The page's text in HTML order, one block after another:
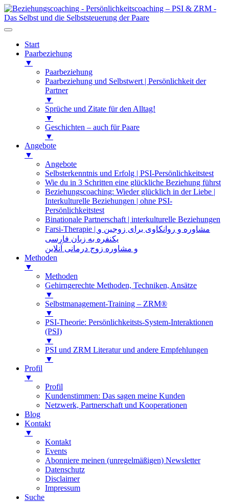
Start
Paarbeziehung
▼
Paarbeziehung
Paarbeziehung und Selbstwert | Persönlichkeit der
Partner
▼
Sprüche und Zitate für den Alltag!
▼
Geschichten – auch für Paare
▼
Angebote
▼
Angebote
Selbsterkenntnis und Erfolg | PSI-Persönlichkeitstest
Wie du in 3 Schritten eine glückliche Beziehung führst
Beziehungscoaching: Wieder glücklich in der Liebe |
Interkulturelle Beziehungen | ohne PSI-
Persönlichkeitstest
Binationale Partnerschaft | interkulturelle Beziehungen
Farsi-Therapie | مشاوره و روانکاوی برای زوجین و
یکنفره به زبان فارسی
و مشاوره زوج درمانی آنلاین
Methoden
▼
Methoden
Gehirngerechte Methoden, Techniken, Ansätze
▼
Selbstmanagement-Training – ZRM®
▼
PSI-Theorie: Persönlichkeitsts-System-Interaktionen
(PSI)
▼
PSI und ZRM Literatur und andere Empfehlungen
▼
Profil
▼
Profil
Kundenstimmen: Das sagen meine Kunden
Netzwerk, Partnerschaft und Kooperationen
Blog
Kontakt
▼
Kontakt
Events
Abonniere meinen (unregelmäßigen) Newsletter
Datenschutz
Disclaimer
Impressum
Suche